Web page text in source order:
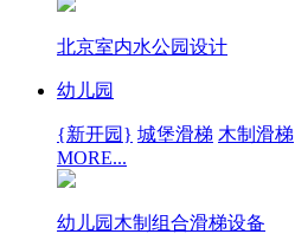
北京室内水公园设计
幼儿园
{新开园} 城堡滑梯 木制滑梯
MORE...
幼儿园木制组合滑梯设备